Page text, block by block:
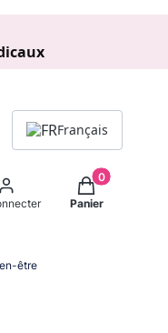
Français
de rechercheProduits
Panier
être